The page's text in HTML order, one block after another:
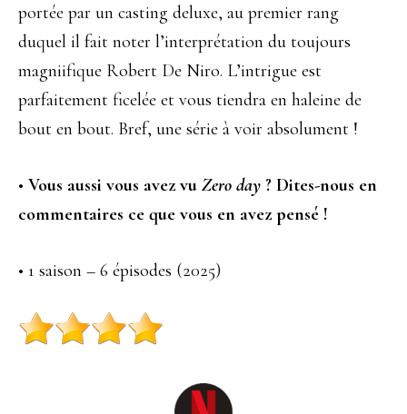
portée par un casting deluxe, au premier rang
duquel il fait noter l’interprétation du toujours
magniifique Robert De Niro. L’intrigue est
parfaitement ficelée et vous tiendra en haleine de
bout en bout. Bref, une série à voir absolument !
• Vous aussi vous avez vu Zero day ? Dites-nous en
commentaires ce que vous en avez pensé !
• 1 saison – 6 épisodes (2025)